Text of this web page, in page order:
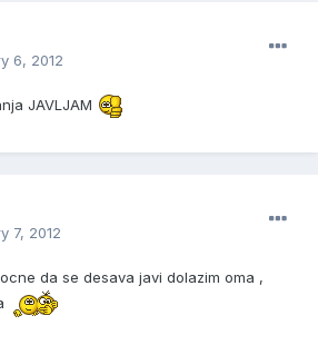
6, 2012
JAVLJAM
7, 2012
da se desava javi dolazim oma ,